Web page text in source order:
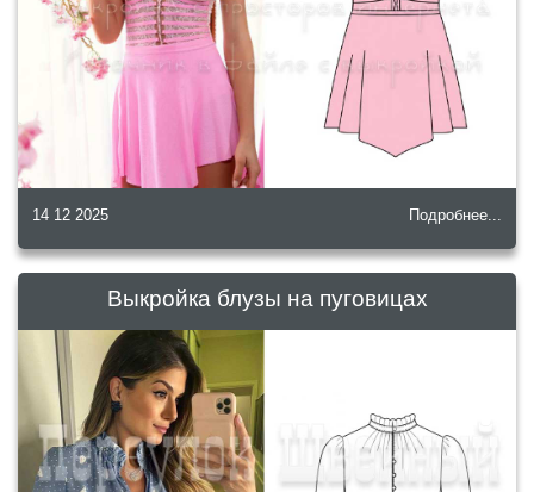
14 12 2025 Подробнее...
Выкройка блузы на пуговицах